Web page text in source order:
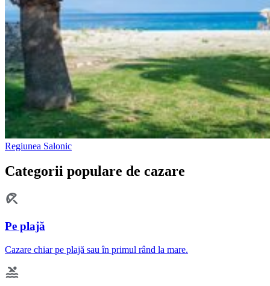
Regiunea Salonic
Categorii populare de cazare
Pe plajă
Cazare chiar pe plajă sau în primul rând la mare.